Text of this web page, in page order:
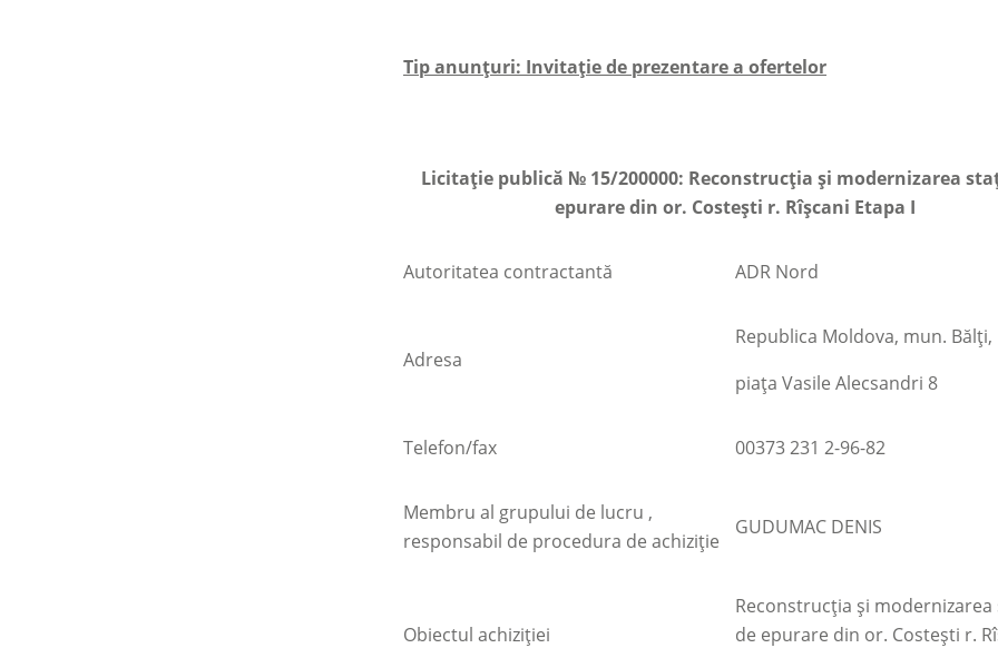
Tip anunţuri: Invitaţie de prezentare a ofertelor
Licitaţie publică № 15/200000: Reconstrucția și modernizarea
epurare din or. Costești r. Rîșcani Etapa I
Autoritatea contractantă ADR Nord
Adresa
Republica Moldova, mun. Bălţi,
piața Vasile Alecsandri 8
Telefon/fax 00373 231 2-96-82
Membru al grupului de lucru ,
responsabil de procedura de achiziţie
GUDUMAC DENIS
Obiectul achiziţiei
Reconstrucția și modernizarea
de epurare din or. Costești r.